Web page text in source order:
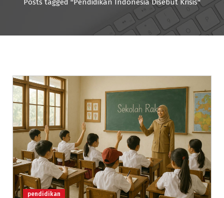
Posts tagged "Pendidikan Indonesia Disebut Krisis"
pendidikan